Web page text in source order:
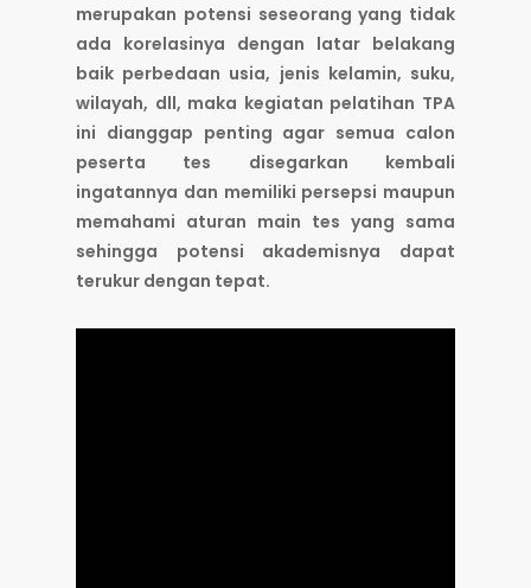
merupakan potensi seseorang yang tidak
ada korelasinya dengan latar belakang
baik perbedaan usia, jenis kelamin, suku,
wilayah, dll, maka kegiatan pelatihan TPA
ini dianggap penting agar semua calon
peserta tes disegarkan kembali
ingatannya dan memiliki persepsi maupun
memahami aturan main tes yang sama
sehingga potensi akademisnya dapat
terukur dengan tepat.